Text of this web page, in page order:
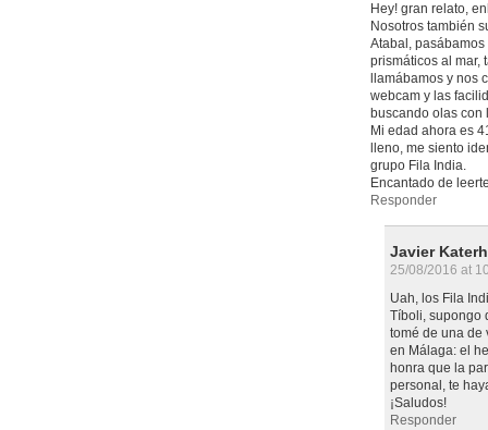
Hey! gran relato,
Nosotros también
Atabal,
prismáticos al mar,
llamábamos y nos
webcam y las
buscando olas
Mi edad ahora es
lleno, me siento
grupo Fila India.
Encantado de
Responder
Javier
25/08/2016 at
Uah, los Fila
Tíboli, supongo
tomé de una de
en Málaga: el
honra que la
personal, te
¡Saludos!
Responder